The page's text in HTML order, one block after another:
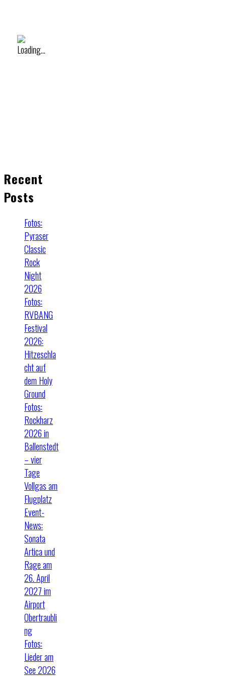
Recent
Posts
Fotos:
Pyraser
Classic
Rock
Night
2026
Fotos:
RVBANG
Festival
2026:
Hitzeschla
cht auf
dem Holy
Ground
Fotos:
Rockharz
2026 in
Ballenstedt
– vier
Tage
Vollgas am
Flugplatz
Event-
News:
Sonata
Artica und
Rage am
26. April
2027 im
Airport
Obertraubli
ng
Fotos:
Lieder am
See 2026